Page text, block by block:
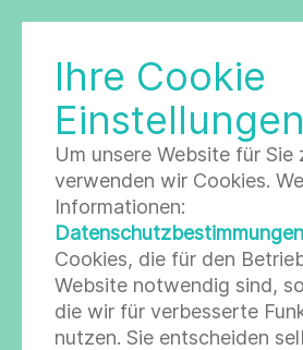
LABORGESELLSCHAFT
Zurück zur Seite
SCHREIBEN SIE
E-MAIL
Ihre Cookie
Einstellungen
Um unsere Website für Sie
verwenden wir Cookies.
Informationen:
Datenschutzbestimmungen
Cookies, die für den
Website notwendig sind,
die wir für verbesserte
nutzen. Sie entscheiden